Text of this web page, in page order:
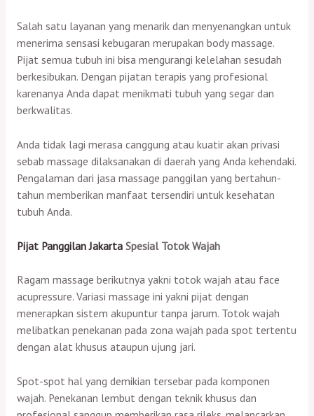
Salah satu layanan yang menarik dan menyenangkan untuk
menerima sensasi kebugaran merupakan body massage.
Pijat semua tubuh ini bisa mengurangi kelelahan sesudah
berkesibukan. Dengan pijatan terapis yang profesional
karenanya Anda dapat menikmati tubuh yang segar dan
berkwalitas.
Anda tidak lagi merasa canggung atau kuatir akan privasi
sebab massage dilaksanakan di daerah yang Anda kehendaki.
Pengalaman dari jasa massage panggilan yang bertahun-
tahun memberikan manfaat tersendiri untuk kesehatan
tubuh Anda.
Pijat Panggilan JakartaSpesial Totok Wajah
Ragam massage berikutnya yakni totok wajah atau face
acupressure. Variasi massage ini yakni pijat dengan
menerapkan sistem akupuntur tanpa jarum. Totok wajah
melibatkan penekanan pada zona wajah pada spot tertentu
dengan alat khusus ataupun ujung jari.
Spot-spot hal yang demikian tersebar pada komponen
wajah. Penekanan lembut dengan teknik khusus dan